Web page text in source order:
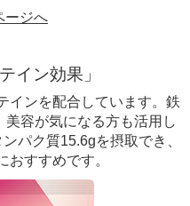
ージへ
イン効果」
インを配合しています。鉄
美容が気になる方も活用し
ンパク質15.6gを摂取でき、
おすすめです。